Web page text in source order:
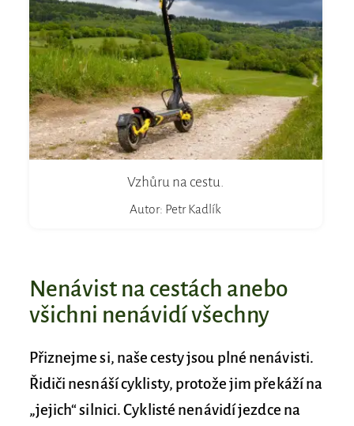
Vzhůru na cestu.
Autor: Petr Kadlík
Nenávist na cestách anebo
všichni nenávidí všechny
Přiznejme si, naše cesty jsou plné nenávisti.
Řidiči nesnáší cyklisty, protože jim překáží na
„jejich“ silnici. Cyklisté nenávidí jezdce na